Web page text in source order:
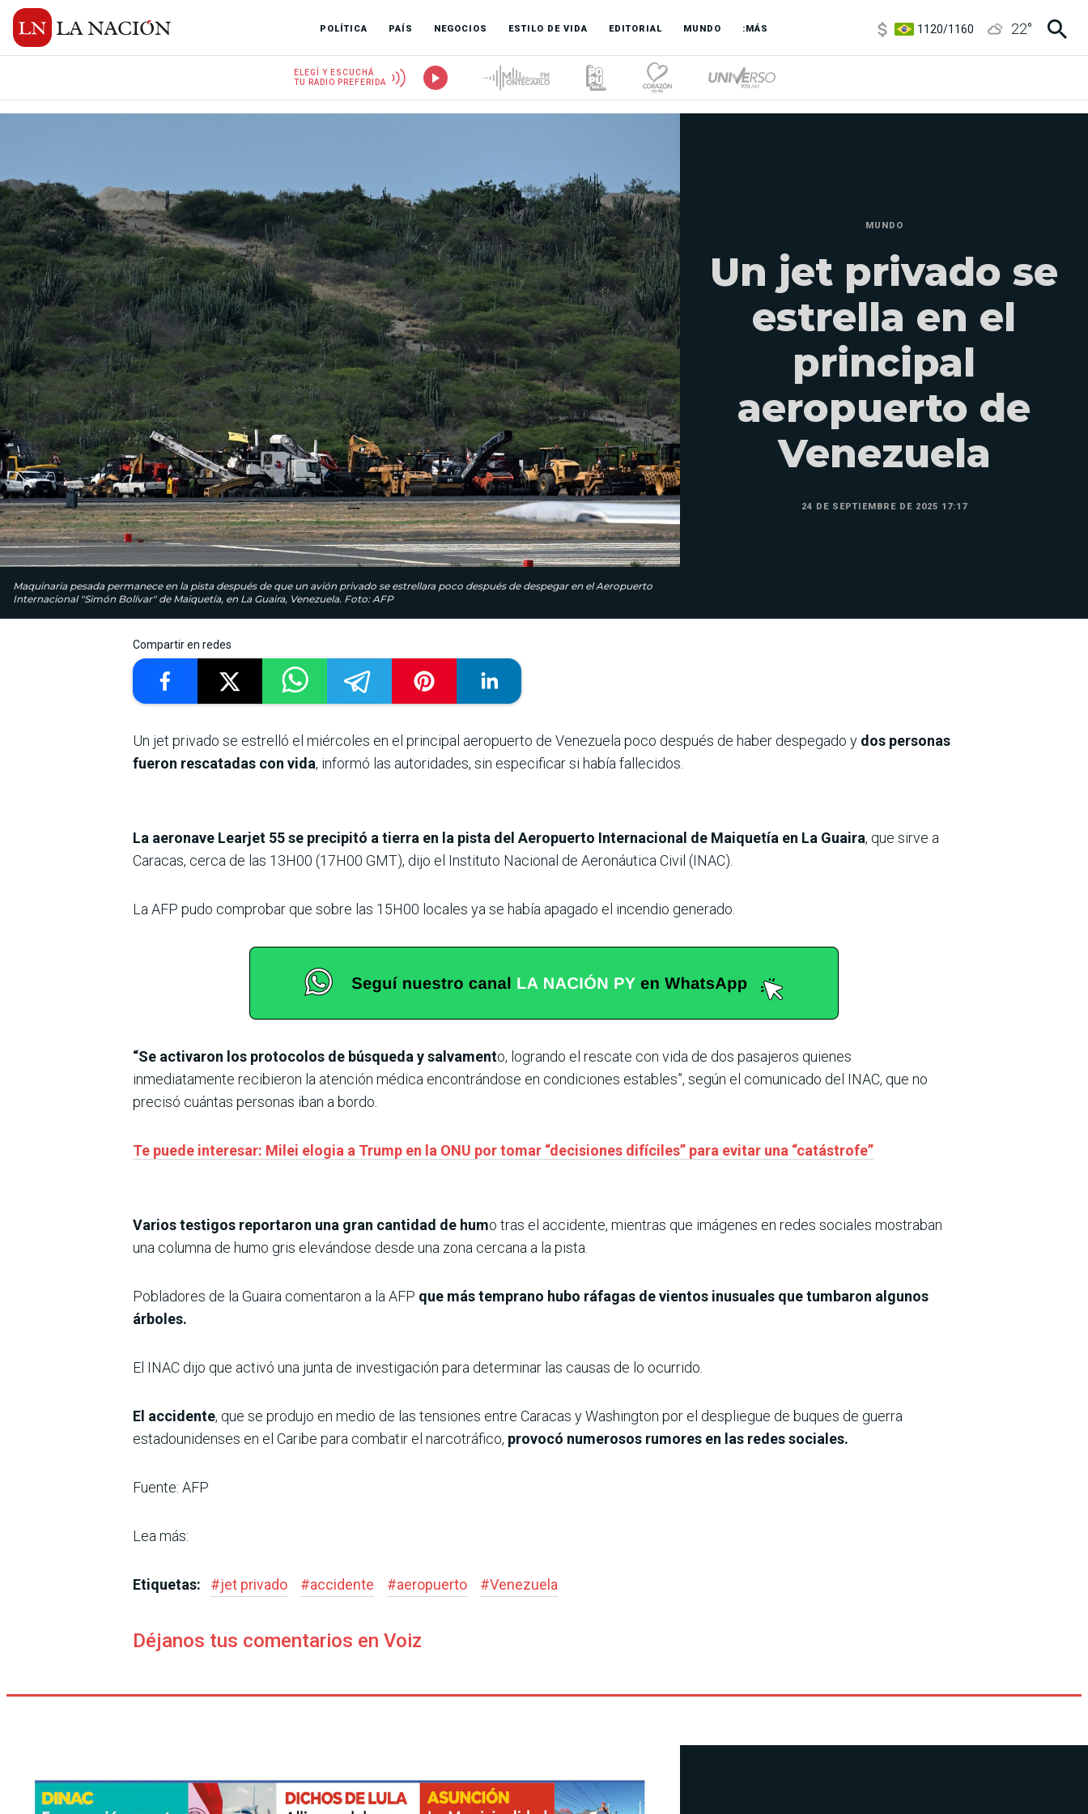
POLÍTICA PAÍS NEGOCIOS ESTILO DE VIDA EDITORIAL MUNDO :MÁS
3,6/3,9
22°
ELEGÍ Y ESCUCHÁ
TU RADIO PREFERIDA
Maquinaria pesada permanece en la pista después de que un avión privado se estrellara poco después de despegar en el Aeropuerto
Internacional "Simón Bolívar" de Maiquetía, en La Guaira, Venezuela. Foto: AFP
MUNDO
Un jet privado se
estrella en el
principal
aeropuerto de
Venezuela
24 DE SEPTIEMBRE DE 2025 17:17
Compartir en redes
Un jet privado se estrelló el miércoles en el principal aeropuerto de Venezuela poco después de haber despegado y dos personas
fueron rescatadas con vida, informó las autoridades, sin especificar si había fallecidos.
La aeronave Learjet 55 se precipitó a tierra en la pista del Aeropuerto Internacional de Maiquetía en La Guaira, que sirve a
Caracas, cerca de las 13H00 (17H00 GMT), dijo el Instituto Nacional de Aeronáutica Civil (INAC).
La AFP pudo comprobar que sobre las 15H00 locales ya se había apagado el incendio generado.
“Se activaron los protocolos de búsqueda y salvamento, logrando el rescate con vida de dos pasajeros quienes
inmediatamente recibieron la atención médica encontrándose en condiciones estables”, según el comunicado del INAC, que no
precisó cuántas personas iban a bordo.
Te puede interesar: Milei elogia a Trump en la ONU por tomar “decisiones difíciles” para evitar una “catástrofe”
Varios testigos reportaron una gran cantidad de humo tras el accidente, mientras que imágenes en redes sociales mostraban
una columna de humo gris elevándose desde una zona cercana a la pista.
Pobladores de la Guaira comentaron a la AFP que más temprano hubo ráfagas de vientos inusuales que tumbaron algunos
árboles.
El INAC dijo que activó una junta de investigación para determinar las causas de lo ocurrido.
El accidente, que se produjo en medio de las tensiones entre Caracas y Washington por el despliegue de buques de guerra
estadounidenses en el Caribe para combatir el narcotráfico, provocó numerosos rumores en las redes sociales.
Fuente: AFP
Lea más:
Etiquetas: #jet privado #accidente #aeropuerto #Venezuela
Déjanos tus comentarios en Voiz